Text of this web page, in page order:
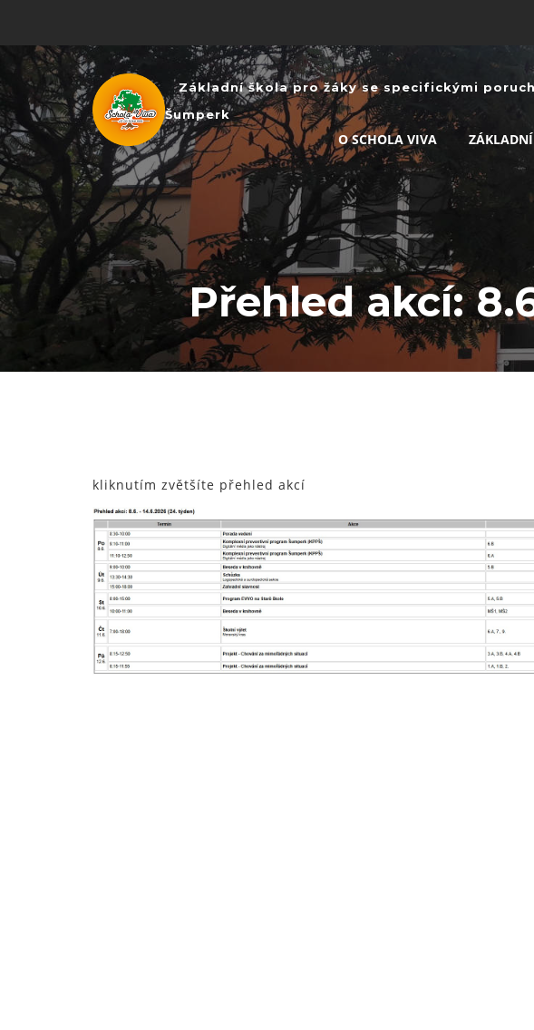
Základní škola pro žáky se specifickými
Šumperk
O SCHOLA VIVA
Přehled akcí:
kliknutím zvětšíte přehled akcí